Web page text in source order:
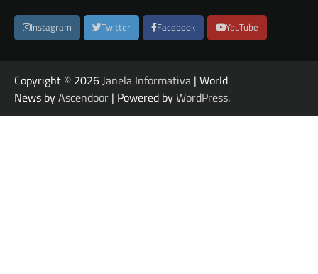
Instagram Twitter Facebook YouTube
Copyright © 2026Janela Informativa | World
News byAscendoor | Powered byWordPress.